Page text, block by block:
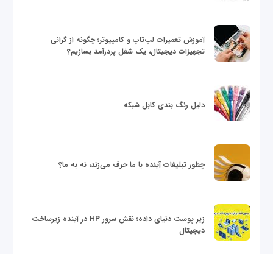
آموزش تعمیرات لپ‌تاپ و کامپیوتر؛ چگونه از گرانی
تجهیزات دیجیتال، یک شغل پردرآمد بسازیم؟
دلیل رنگ بندی کابل شبکه
چطور تبلیغات آینده با ما حرف می‌زند، نه به ما؟
زیر پوست دنیای داده؛ نقش سرور HP در آینده زیرساخت
دیجیتال